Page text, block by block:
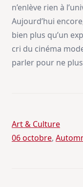
n’enlève rien à
Aujourd’hui
bien plus qu’un
cri du cinéma
parler pour ne
Art & Culture
06 octobre,